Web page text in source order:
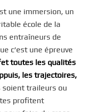
une immersion, un
école de la
entraîneurs de
c’est une épreuve
toutes les qualités
les trajectoires,
soient traileurs ou
profitent